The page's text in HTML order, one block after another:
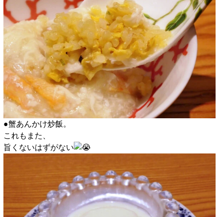
●蟹あんかけ炒飯。
これもまた、
旨くないはずがない